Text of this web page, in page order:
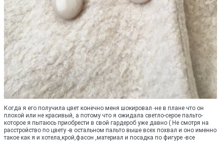
Когда я его получила цвет конечно меня шокировал -не в плане что он
плохой или не красивый, а потому что я ожидала светло-серое пальто-
которое я пытаюсь приобрести в свой гардероб уже давно ( Не смотря на
расстройство по цвету -в остальном пальто выше всех похвал и оно именно
такое как я и хотела,крой,фасон ,материал и посадка по фигуре -все